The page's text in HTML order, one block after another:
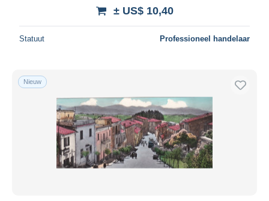
± US$ 10,40
Statuut Professioneel handelaar
Nieuw